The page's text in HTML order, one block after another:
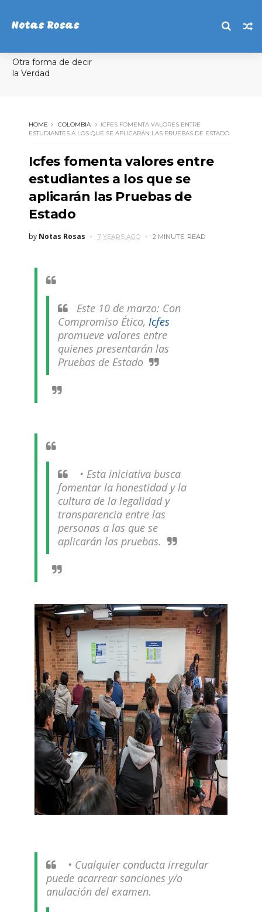
Notas Rosas
Otra forma de decir
la Verdad
HOME COLOMBIA
ICFES FOMENTA VALORES ENTRE
ESTUDIANTES A LOS QUE SE APLICARÁN LAS PRUEBAS DE ESTADO
Icfes fomenta valores entre
estudiantes a los que se
aplicarán las Pruebas de
Estado
by Notas Rosas 7 YEARS AGO 2 MINUTE READ
Este 10 de marzo: Con
Compromiso Ético, Icfes
promueve valores entre
quienes presentarán las
Pruebas de Estado
• Esta iniciativa busca
fomentar la honestidad y la
cultura de la legalidad y
transparencia entre las
personas a las que se
aplicarán las pruebas.
• Cualquier conducta irregular
puede acarrear sanciones y/o
anulación del examen.